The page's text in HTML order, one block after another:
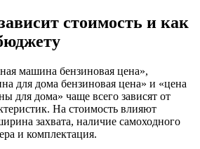
стоимость и как
машина бензиновая цена»,
для дома бензиновая цена» и «цена
для дома» чаще всего зависят от
На стоимость влияют
захвата, наличие самоходного
и комплектация.